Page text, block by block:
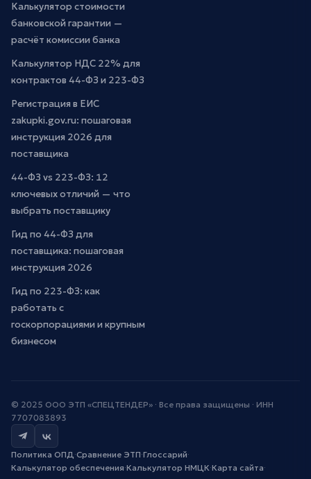
Калькулятор стоимости
банковской гарантии —
расчёт комиссии банка
Калькулятор НДС 22% для
контрактов 44-ФЗ и 223-ФЗ
Регистрация в ЕИС
zakupki.gov.ru: пошаговая
инструкция 2026 для
поставщика
44-ФЗ vs 223-ФЗ: 12
ключевых отличий — что
выбрать поставщику
Гид по 44-ФЗ для
поставщика: пошаговая
инструкция 2026
Гид по 223-ФЗ: как
работать с
госкорпорациями и крупным
бизнесом
© 2025 ООО ЭТП «СПЕЦТЕНДЕР» · Все права защищены · ИНН
7707083893
Политика ОПД·Сравнение ЭТП·Глоссарий·
Калькулятор обеспечения·Калькулятор НМЦК·Карта сайта·